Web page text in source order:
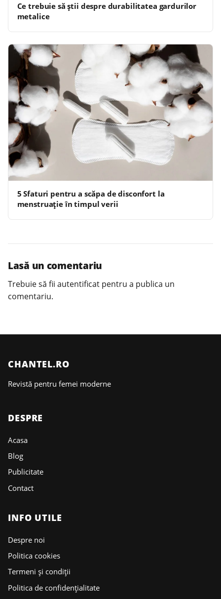
Ce trebuie să știi despre durabilitatea gardurilor
metalice
5 Sfaturi pentru a scăpa de disconfort la
menstruație în timpul verii
Lasă un comentariu
Trebuie să fii autentificat pentru a publica un
comentariu.
CHANTEL.RO
Revistă pentru femei moderne
DESPRE
Acasa
Blog
Publicitate
Contact
INFO UTILE
Despre noi
Politica cookies
Termeni și condiții
Politica de confidențialitate